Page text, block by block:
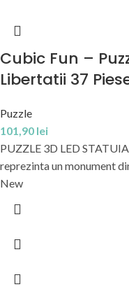
Cubic Fun –
Libertatii 37
Puzzle
101,90 lei
PUZZLE 3D LED
reprezinta un monument
New